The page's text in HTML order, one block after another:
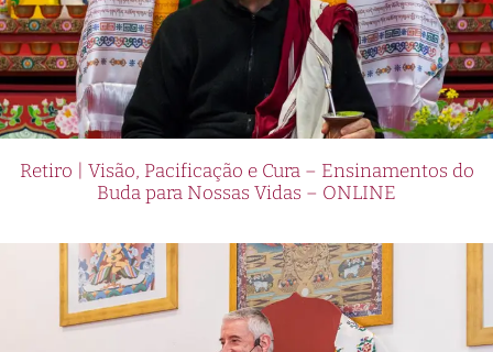
Retiro | Visão, Pacificação e Cura – Ensinamentos do
Buda para Nossas Vidas – ONLINE